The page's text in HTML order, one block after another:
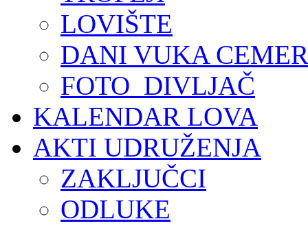
LOVIŠTE
DANI VUKA
FOTO_DIVLJAČ
KALENDAR LOVA
AKTI UDRUŽENJA
ZAKLJUČCI
ODLUKE